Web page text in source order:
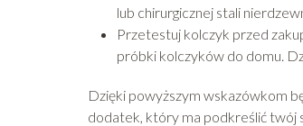
lub chirurgicznej stali
Przetestuj kolczyk przed
próbki kolczyków do domu.
Dzięki powyższym wskazówkom
dodatek, który ma podkreślić twój